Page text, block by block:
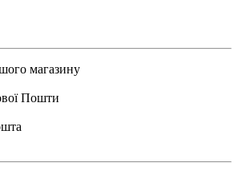
магазину
Пошти